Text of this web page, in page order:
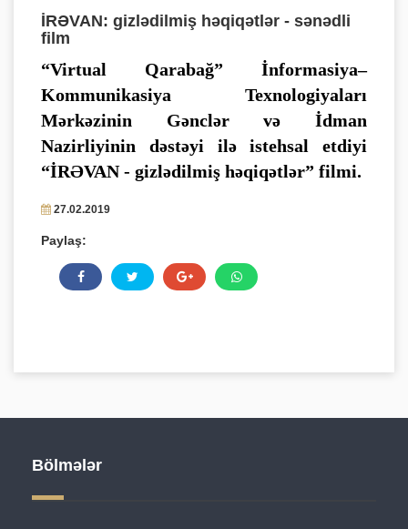
İRƏVAN: gizlədilmiş həqiqətlər - sənədli
film
“Virtual Qarabağ” İnformasiya–
Kommunikasiya Texnologiyaları
Mərkəzinin Gənclər və İdman
Nazirliyinin dəstəyi ilə istehsal etdiyi
“İRƏVAN - gizlədilmiş həqiqətlər” filmi.
27.02.2019
Paylaş:
Bölmələr